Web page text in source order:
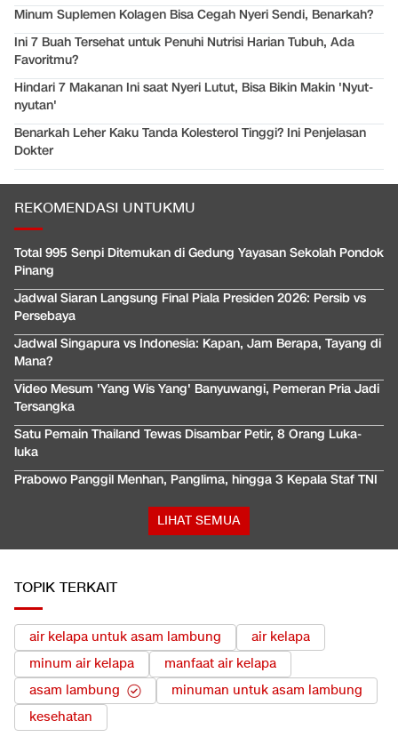
Minum Suplemen Kolagen Bisa Cegah Nyeri Sendi, Benarkah?
Ini 7 Buah Tersehat untuk Penuhi Nutrisi Harian Tubuh, Ada
Favoritmu?
Hindari 7 Makanan Ini saat Nyeri Lutut, Bisa Bikin Makin 'Nyut-
nyutan'
Benarkah Leher Kaku Tanda Kolesterol Tinggi? Ini Penjelasan
Dokter
REKOMENDASI UNTUKMU
Total 995 Senpi Ditemukan di Gedung Yayasan Sekolah Pondok
Pinang
Jadwal Siaran Langsung Final Piala Presiden 2026: Persib vs
Persebaya
Jadwal Singapura vs Indonesia: Kapan, Jam Berapa, Tayang di
Mana?
Video Mesum 'Yang Wis Yang' Banyuwangi, Pemeran Pria Jadi
Tersangka
Satu Pemain Thailand Tewas Disambar Petir, 8 Orang Luka-
luka
Prabowo Panggil Menhan, Panglima, hingga 3 Kepala Staf TNI
LIHAT SEMUA
TOPIK TERKAIT
air kelapa untuk asam lambung
air kelapa
minum air kelapa
manfaat air kelapa
asam lambung
minuman untuk asam lambung
kesehatan